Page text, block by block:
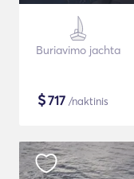
Buriavimo jachta
$717 /naktinis